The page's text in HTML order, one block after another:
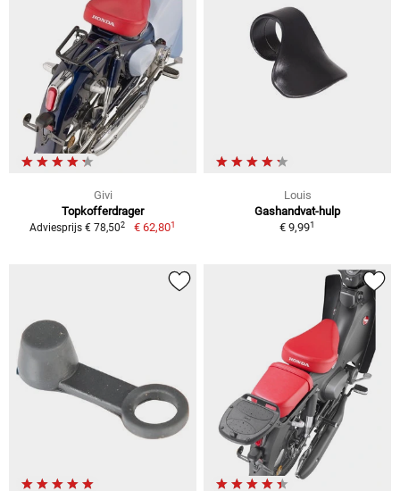
Givi
Topkofferdrager
Adviesprijs € 78,502 € 62,801
Louis
Gashandvat-hulp
€ 9,991